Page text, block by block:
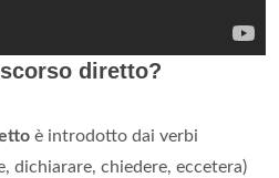
diretto?
è introdotto dai verbi
dichiarare, chiedere, eccetera)